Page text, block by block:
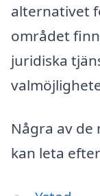
alternativet
området
juridiska
Några av
kan leta